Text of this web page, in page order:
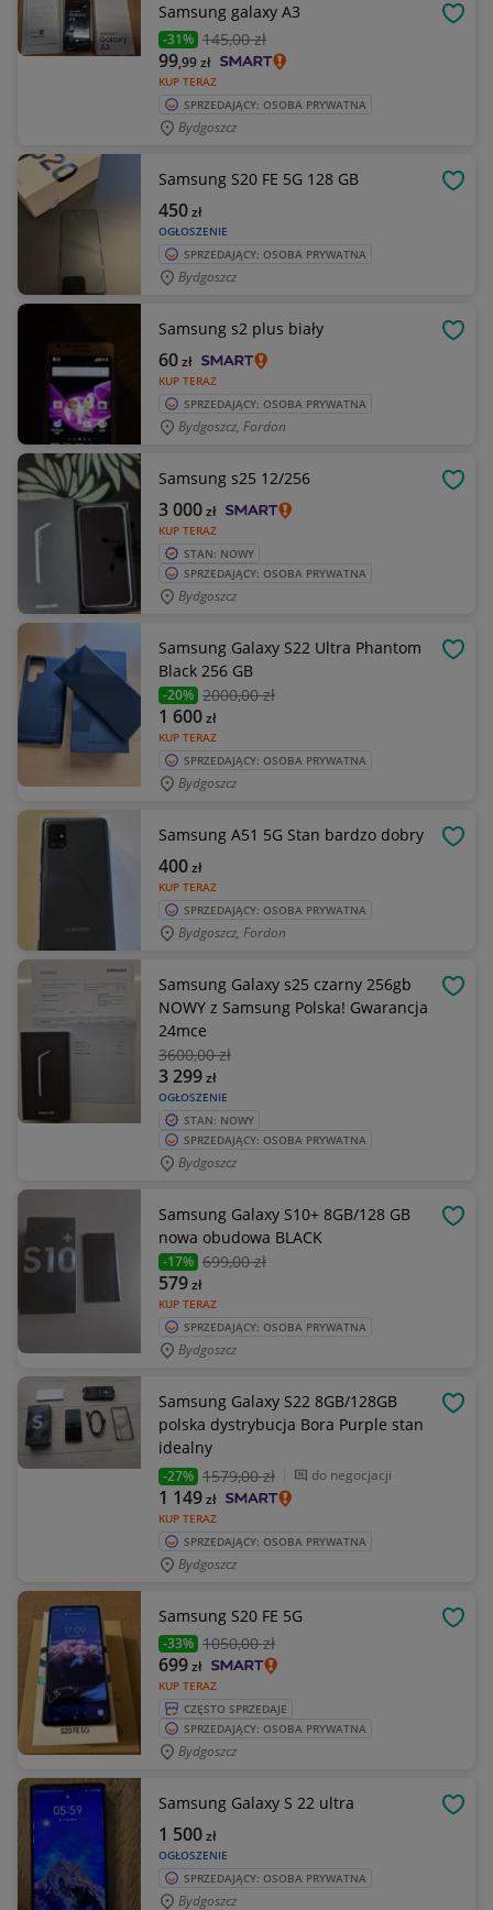
Samsung galaxy A3
-31% 145,00 zł
KUP TERAZ
99,99zł
SPRZEDAJĄCY: OSOBA PRYWATNA
Bydgoszcz
Samsung S20 FE 5G 128 GB
OGŁOSZENIE
450zł
SPRZEDAJĄCY: OSOBA PRYWATNA
Bydgoszcz
Samsung s2 plus biały
KUP TERAZ
60zł
SPRZEDAJĄCY: OSOBA PRYWATNA
Bydgoszcz, Fordon
Samsung s25 12/256
KUP TERAZ
3 000zł
STAN: NOWY
SPRZEDAJĄCY: OSOBA PRYWATNA
Bydgoszcz
Samsung Galaxy S22 Ultra Phantom
Black 256 GB
-20% 2000,00 zł
KUP TERAZ
1 600zł
SPRZEDAJĄCY: OSOBA PRYWATNA
Bydgoszcz
Samsung A51 5G Stan bardzo dobry
KUP TERAZ
400zł
SPRZEDAJĄCY: OSOBA PRYWATNA
Bydgoszcz, Fordon
Samsung Galaxy s25 czarny 256gb
NOWY z Samsung Polska! Gwarancja
24mce
3600,00 zł
OGŁOSZENIE
3 299zł
STAN: NOWY
SPRZEDAJĄCY: OSOBA PRYWATNA
Bydgoszcz
Samsung Galaxy S10+ 8GB/128 GB
nowa obudowa BLACK
-17% 699,00 zł
KUP TERAZ
579zł
SPRZEDAJĄCY: OSOBA PRYWATNA
Bydgoszcz
Samsung Galaxy S22 8GB/128GB
polska dystrybucja Bora Purple stan
idealny
-27% 1579,00 zł do negocjacji
KUP TERAZ
1 149zł
SPRZEDAJĄCY: OSOBA PRYWATNA
Bydgoszcz
Samsung S20 FE 5G
-33% 1050,00 zł
KUP TERAZ
699zł
CZĘSTO SPRZEDAJE
SPRZEDAJĄCY: OSOBA PRYWATNA
Bydgoszcz
Samsung Galaxy S 22 ultra
OGŁOSZENIE
1 500zł
SPRZEDAJĄCY: OSOBA PRYWATNA
Bydgoszcz